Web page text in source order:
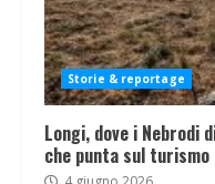
Storie & reportage
Longi, dove i Nebrodi
che punta sul